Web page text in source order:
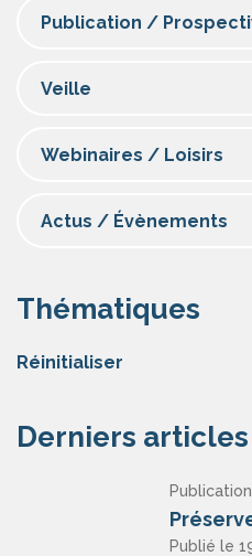
Publication /
Veille
Webinaires / Loisirs
Actus / Évènements
Thématiques
Réinitialiser
Derniers articles
Publié le